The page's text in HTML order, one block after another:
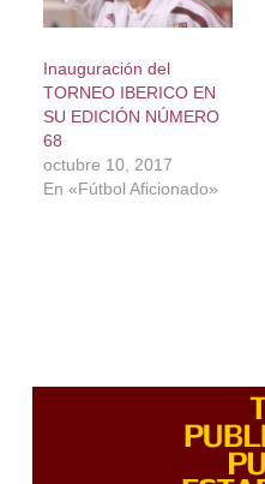
Inauguración del
TORNEO IBERICO EN
SU EDICIÓN NÚMERO
68
octubre 10, 2017
En «Fútbol Aficionado»